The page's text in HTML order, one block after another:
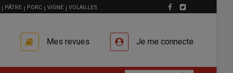
PÂTRE PORC VIGNE VOLAILLES
Mes revues Je me connecte